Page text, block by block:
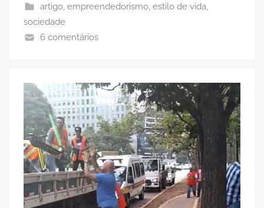
artigo, empreendedorismo, estilo de vida,
sociedade
6 comentários